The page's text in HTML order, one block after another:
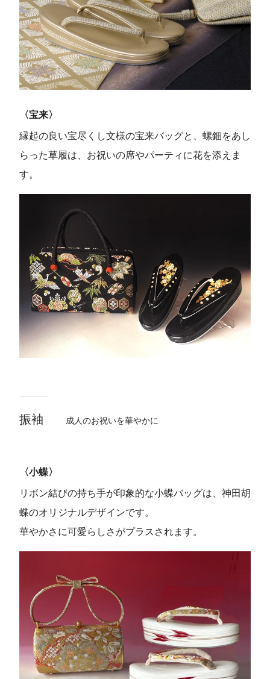
〈宝来〉
縁起の良い宝尽くし文様の宝来バッグと、螺鈿をあし
らった草履は、お祝いの席やパーティに花を添えま
す。
振袖 成人のお祝いを華やかに
〈小蝶〉
リボン結びの持ち手が印象的な小蝶バッグは、神田胡
蝶のオリジナルデザインです。
華やかさに可愛らしさがプラスされます。